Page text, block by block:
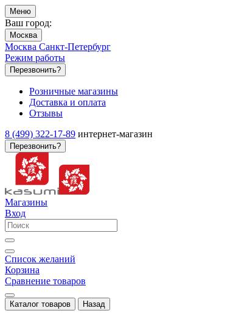
Меню
Ваш город:
Москва
Москва Санкт-Петербург
Режим работы
Перезвонить?
Розничные магазины
Доставка и оплата
Отзывы
8 (499) 322-17-89 интернет-магазин
Перезвонить?
Магазины
Вход
Список желаний
Корзина
Сравнение товаров
Каталог товаров Назад